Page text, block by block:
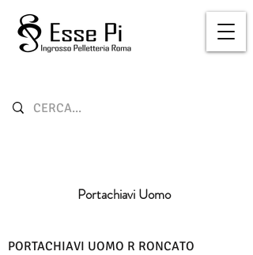
Portachiavi Uomo
PORTACHIAVI UOMO R RONCATO